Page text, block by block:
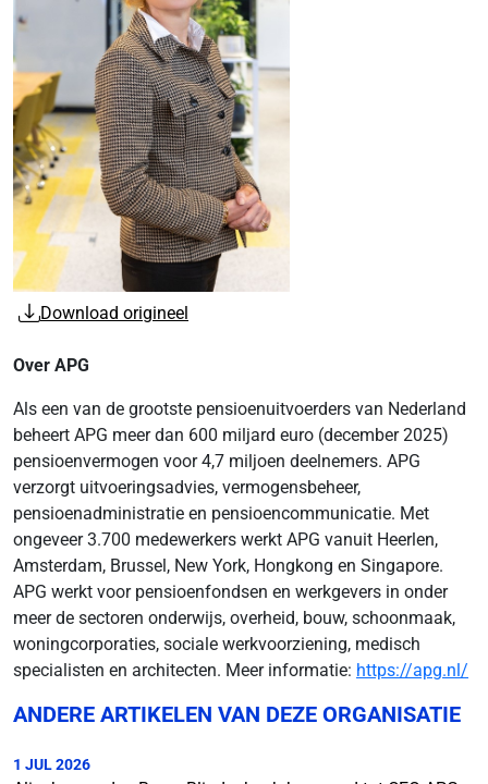
Download origineel
Over APG
Als een van de grootste pensioenuitvoerders van Nederland
beheert APG meer dan 600 miljard euro (december 2025)
pensioenvermogen voor 4,7 miljoen deelnemers. APG
verzorgt uitvoeringsadvies, vermogensbeheer,
pensioenadministratie en pensioencommunicatie. Met
ongeveer 3.700 medewerkers werkt APG vanuit Heerlen,
Amsterdam, Brussel, New York, Hongkong en Singapore.
APG werkt voor pensioenfondsen en werkgevers in onder
meer de sectoren onderwijs, overheid, bouw, schoonmaak,
woningcorporaties, sociale werkvoorziening, medisch
specialisten en architecten. Meer informatie: https://apg.nl/
ANDERE ARTIKELEN VAN DEZE ORGANISATIE
1 JUL 2026